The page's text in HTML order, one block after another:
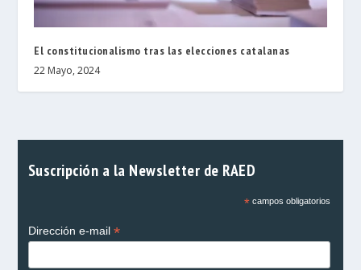
El constitucionalismo tras las elecciones catalanas
22 Mayo, 2024
Suscripción a la Newsletter de RAED
*campos obligatorios
Dirección e-mail *